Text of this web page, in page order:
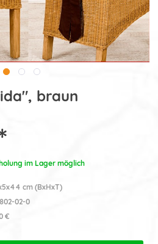
braun
im Lager möglich
cm (BxHxT)
02-0
€